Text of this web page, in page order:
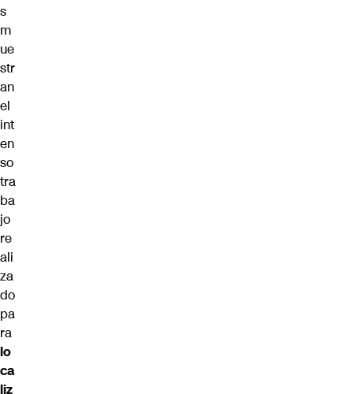
s
m
ue
str
an
el
int
en
so
tra
ba
jo
re
ali
za
do
pa
ra
lo
ca
liz